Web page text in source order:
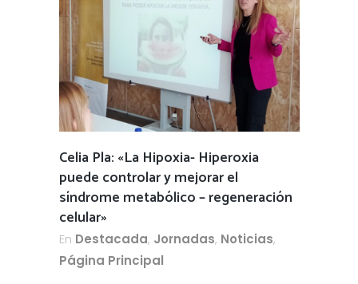
Celia Pla: «La Hipoxia- Hiperoxia
puede controlar y mejorar el
síndrome metabólico – regeneración
celular»
En Destacada, Jornadas, Noticias,
Página Principal